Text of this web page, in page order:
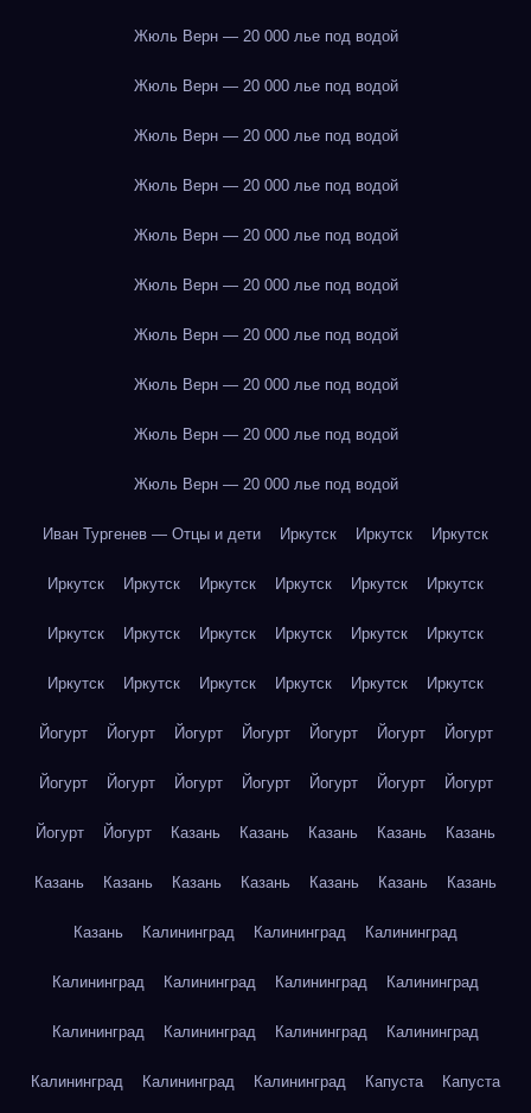
Жюль Верн — 20 000 лье под водой
Жюль Верн — 20 000 лье под водой
Жюль Верн — 20 000 лье под водой
Жюль Верн — 20 000 лье под водой
Жюль Верн — 20 000 лье под водой
Жюль Верн — 20 000 лье под водой
Жюль Верн — 20 000 лье под водой
Жюль Верн — 20 000 лье под водой
Жюль Верн — 20 000 лье под водой
Жюль Верн — 20 000 лье под водой
Иван Тургенев — Отцы и дети Иркутск Иркутск Иркутск
Иркутск Иркутск Иркутск Иркутск Иркутск Иркутск
Иркутск Иркутск Иркутск Иркутск Иркутск Иркутск
Иркутск Иркутск Иркутск Иркутск Иркутск Иркутск
Йогурт Йогурт Йогурт Йогурт Йогурт Йогурт Йогурт
Йогурт Йогурт Йогурт Йогурт Йогурт Йогурт Йогурт
Йогурт Йогурт Казань Казань Казань Казань Казань
Казань Казань Казань Казань Казань Казань Казань
Казань Калининград Калининград Калининград
Калининград Калининград Калининград Калининград
Калининград Калининград Калининград Калининград
Калининград Калининград Калининград Капуста Капуста